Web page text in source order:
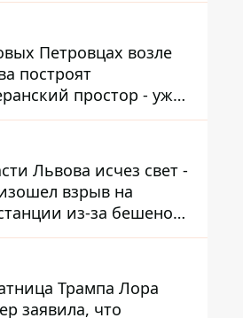
– это признак
Петровцах возле
построят
простор - уже
проектанта
Львова исчез свет -
взрыв на
из-за бешеной
Трампа Лора
заявила, что